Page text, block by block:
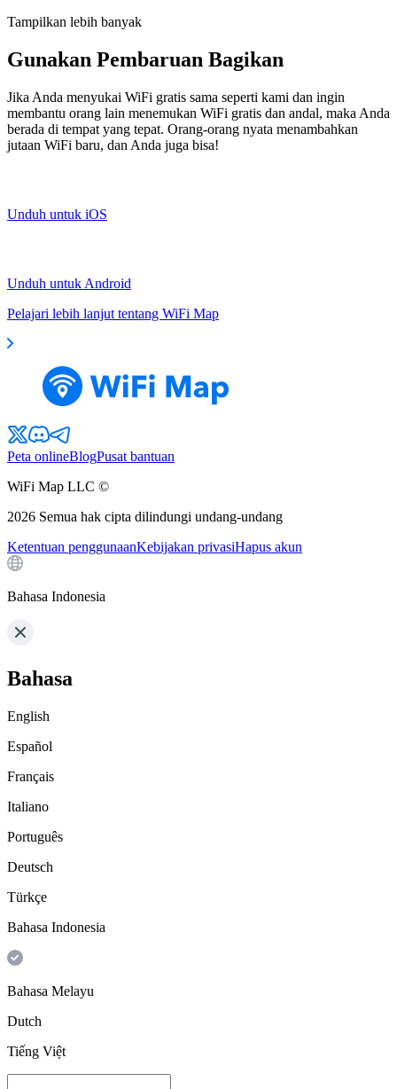
Tampilkan lebih banyak
Gunakan Pembaruan Bagikan
Jika Anda menyukai WiFi gratis sama seperti kami dan ingin
membantu orang lain menemukan WiFi gratis dan andal, maka Anda
berada di tempat yang tepat. Orang-orang nyata menambahkan
jutaan WiFi baru, dan Anda juga bisa!
Unduh untuk iOS
Unduh untuk Android
Pelajari lebih lanjut tentang WiFi Map
Peta onlineBlogPusat bantuan
WiFi Map LLC ©
2026 Semua hak cipta dilindungi undang-undang
Ketentuan penggunaanKebijakan privasiHapus akun
Bahasa Indonesia
Bahasa
English
Español
Français
Italiano
Português
Deutsch
Türkçe
Bahasa Indonesia
Bahasa Melayu
Dutch
Tiếng Việt